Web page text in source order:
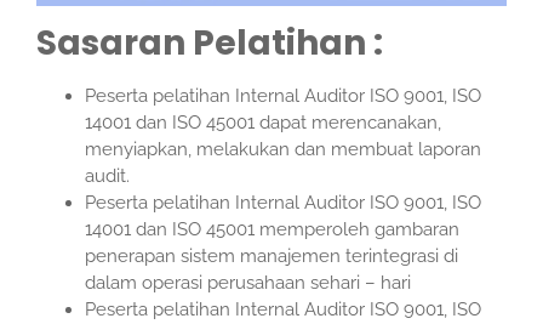
Sasaran Pelatihan :
Peserta pelatihan Internal Auditor ISO 9001, ISO
14001 dan ISO 45001 dapat merencanakan,
menyiapkan, melakukan dan membuat laporan
audit.
Peserta pelatihan Internal Auditor ISO 9001, ISO
14001 dan ISO 45001 memperoleh gambaran
penerapan sistem manajemen terintegrasi di
dalam operasi perusahaan sehari – hari
Peserta pelatihan Internal Auditor ISO 9001, ISO